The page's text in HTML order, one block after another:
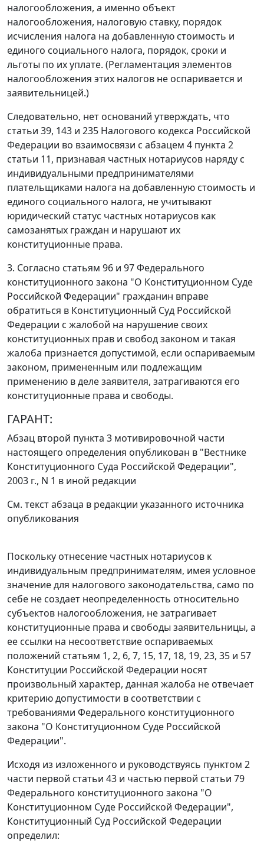
налогообложения, а именно объект
налогообложения, налоговую ставку, порядок
исчисления налога на добавленную стоимость и
единого социального налога, порядок, сроки и
льготы по их уплате. (Регламентация элементов
налогообложения этих налогов не оспаривается и
заявительницей.)
Следовательно, нет оснований утверждать, что
статьи 39, 143 и 235 Налогового кодекса Российской
Федерации во взаимосвязи с абзацем 4 пункта 2
статьи 11, признавая частных нотариусов наряду с
индивидуальными предпринимателями
плательщиками налога на добавленную стоимость и
единого социального налога, не учитывают
юридический статус частных нотариусов как
самозанятых граждан и нарушают их
конституционные права.
3. Согласно статьям 96 и 97Федерального
конституционного закона "О Конституционном Суде
Российской Федерации" гражданин вправе
обратиться в Конституционный Суд Российской
Федерации с жалобой на нарушение своих
конституционных прав и свобод законом и такая
жалоба признается допустимой, если оспариваемым
законом, примененным или подлежащим
применению в деле заявителя, затрагиваются его
конституционные права и свободы.
ГАРАНТ:
Абзац второй пункта 3 мотивировочной части
настоящего определения опубликован в "Вестнике
Конституционного Суда Российской Федерации",
2003 г., N 1 в иной редакции
См. текст абзаца в редакции указанного источника
опубликования
Поскольку отнесение частных нотариусов к
индивидуальным предпринимателям, имея условное
значение для налогового законодательства, само по
себе не создает неопределенность относительно
субъектов налогообложения, не затрагивает
конституционные права и свободы заявительницы, а
ее ссылки на несоответствие оспариваемых
положений статьям 1, 2, 6, 7, 15, 17, 18, 19, 23, 35 и 57
Конституции Российской Федерации носят
произвольный характер, данная жалоба не отвечает
критерию допустимости в соответствии с
требованиями Федерального конституционного
закона "О Конституционном Суде Российской
Федерации".
Исходя из изложенного и руководствуясь пунктом 2
части первой статьи 43 и частью первой статьи 79
Федерального конституционного закона "О
Конституционном Суде Российской Федерации",
Конституционный Суд Российской Федерации
определил: